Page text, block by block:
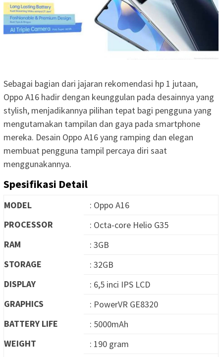
Sebagai bagian dari jajaran rekomendasi hp 1 jutaan,
Oppo A16 hadir dengan keunggulan pada desainnya yang
stylish, menjadikannya pilihan tepat bagi pengguna yang
mengutamakan tampilan dan gaya pada smartphone
mereka. Desain Oppo A16 yang ramping dan elegan
membuat pengguna tampil percaya diri saat
menggunakannya.
Spesifikasi Detail
MODEL
: Oppo A16
PROCESSOR
: Octa-core Helio G35
RAM
: 3GB
STORAGE
: 32GB
DISPLAY
: 6,5 inci IPS LCD
GRAPHICS
: PowerVR GE8320
BATTERY LIFE
: 5000mAh
WEIGHT
: 190 gram